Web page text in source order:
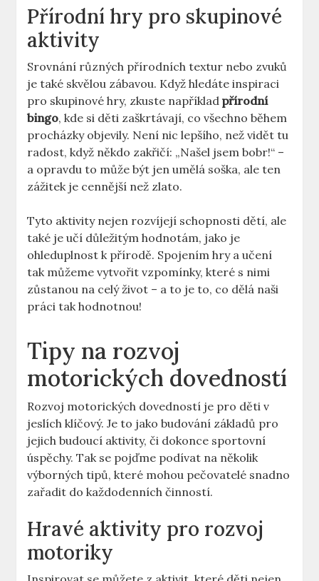
Přírodní hry pro skupinové
aktivity
Srovnání různých přírodních textur nebo zvuků
je také skvělou zábavou. Když hledáte inspiraci
pro skupinové hry, zkuste napříkladpřírodní
bingo, kde si děti zaškrtávají, co všechno během
procházky objevily. Není nic lepšího, než vidět tu
radost, když někdo zakřičí: „Našel jsem bobr!“ –
a opravdu to může být jen umělá soška, ale ten
zážitek je cennější než zlato.
Tyto aktivity nejen rozvíjejí schopnosti dětí, ale
také je učí důležitým hodnotám, jako je
ohleduplnost k přírodě. Spojením hry a učení
tak můžeme vytvořit vzpomínky, které s nimi
zůstanou na celý život – a to je to, co dělá naši
práci tak hodnotnou!
Tipy na rozvoj
motorických dovedností
Rozvoj motorických dovedností je pro děti v
jeslích klíčový. Je to jako budování základů pro
jejich budoucí aktivity, či dokonce sportovní
úspěchy. Tak se pojďme podívat na několik
výborných tipů, které mohou pečovatelé snadno
zařadit do každodenních činností.
Hravé aktivity pro rozvoj
motoriky